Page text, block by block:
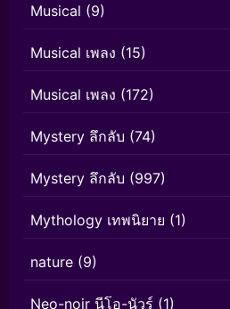
Musical (9)
Musical เพลง (15)
Musical เพลง (172)
Mystery ลึกลับ (74)
Mystery ลึกลับ (997)
Mythology เทพนิยาย (1)
nature (9)
Neo-noir นีโอ-นัวร์ (1)